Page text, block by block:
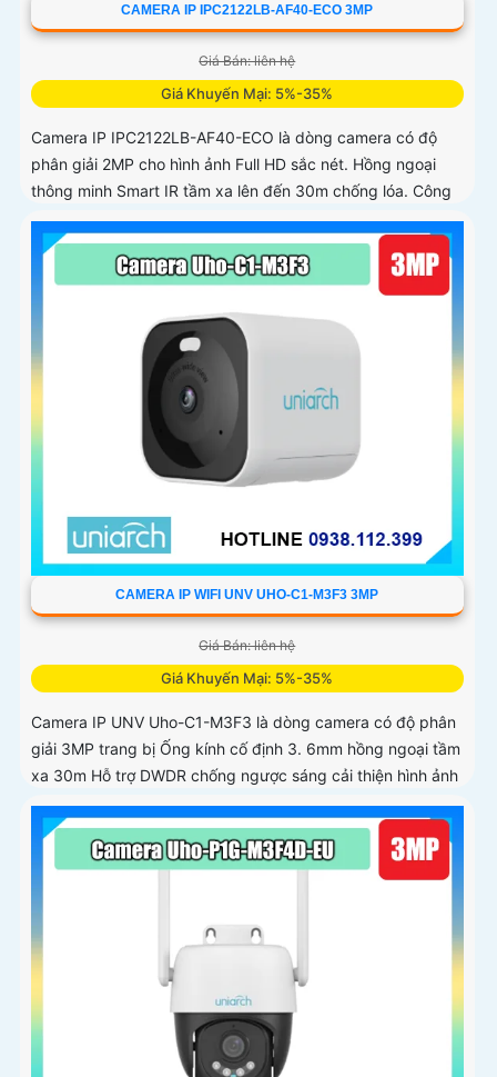
CAMERA IP IPC2122LB-AF40-ECO 3MP
Giá Bán: liên hệ
Giá Khuyến Mại: 5%-35%
Camera IP IPC2122LB-AF40-ECO là dòng camera có độ
phân giải 2MP cho hình ảnh Full HD sắc nét. Hồng ngoại
thông minh Smart IR tầm xa lên đến 30m chống lóa. Công
nghệ Human Detection 2
CAMERA IP WIFI UNV UHO-C1-M3F3 3MP
Giá Bán: liên hệ
Giá Khuyến Mại: 5%-35%
Camera IP UNV Uho-C1-M3F3 là dòng camera có độ phân
giải 3MP trang bị Ống kính cố định 3. 6mm hồng ngoại tầm
xa 30m Hỗ trợ DWDR chống ngược sáng cải thiện hình ảnh